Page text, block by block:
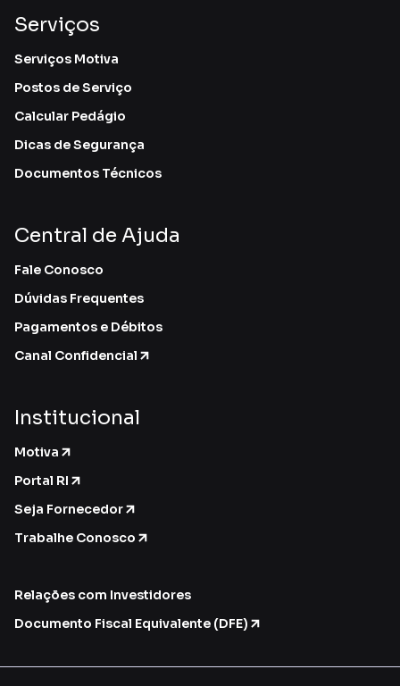
Serviços
Serviços Motiva
Postos de Serviço
Calcular Pedágio
Dicas de Segurança
Documentos Técnicos
Central de Ajuda
Fale Conosco
Dúvidas Frequentes
Pagamentos e Débitos
Canal Confidencial
Institucional
Motiva
Portal RI
Seja Fornecedor
Trabalhe Conosco
Relações com Investidores
Documento Fiscal Equivalente (DFE)